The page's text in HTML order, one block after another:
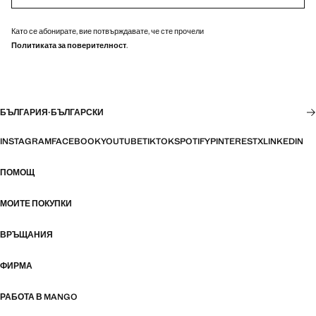
Като се абонирате, вие потвърждавате, че сте прочели
Политиката за поверителност.
БЪЛГАРИЯ·БЪЛГАРСКИ
INSTAGRAMFACEBOOKYOUTUBETIKTOKSPOTIFYPINTERESTXLINKEDIN
ПОМОЩ
МОИТЕ ПОКУПКИ
ВРЪЩАНИЯ
ФИРМА
РАБОТА В MANGO